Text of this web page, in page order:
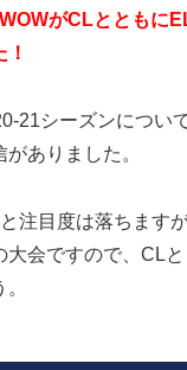
がCLとともに
21シーズンについ
ありました。
注目度は落ちます
大会ですので、CL